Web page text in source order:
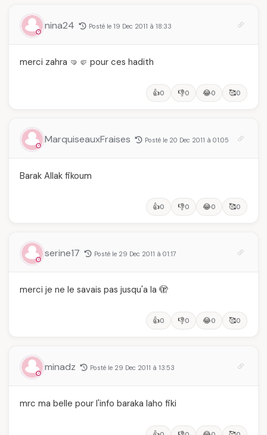
nina24 Posté le 19 Dec 2011 à 18:33
merci zahra 🤜🤛 pour ces hadith
👍0 👎0 😂0 🥰0
MarquiseauxFraises Posté le 20 Dec 2011 à 01:05
Barak Allak fikoum
👍0 👎0 😂0 🥰0
serine17 Posté le 29 Dec 2011 à 01:17
merci je ne le savais pas jusqu'a la 🫣
👍0 👎0 😂0 🥰0
minadz Posté le 29 Dec 2011 à 13:53
mrc ma belle pour l'info baraka laho fiki